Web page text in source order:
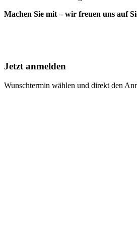
Machen Sie mit – wir freuen uns auf
Jetzt anmelden
Wunschtermin wählen und direkt den